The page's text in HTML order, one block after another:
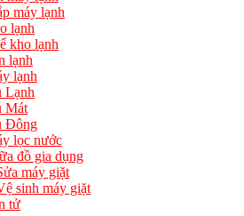
máy lạnh
lạnh
kho lạnh
lạnh
lạnh
Lạnh
Mát
Đông
lọc nước
đồ gia dụng
máy giặt
sinh máy giặt
tử